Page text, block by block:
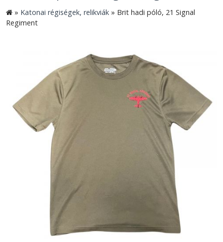
» Katonai régiségek, relikviák » Brit hadi póló, 21 Signal
Regiment